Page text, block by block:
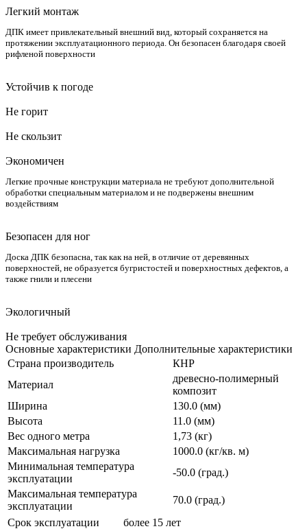
Легкий монтаж
ДПК имеет привлекательный внешний вид, который сохраняется на
протяжении эксплуатационного периода. Он безопасен благодаря своей
рифленой поверхности
Устойчив к погоде
Не горит
Не скользит
Экономичен
Легкие прочные конструкции материала не требуют дополнительной
обработки специальным материалом и не подвержены внешним
воздействиям
Безопасен для ног
Доска ДПК безопасна, так как на ней, в отличие от деревянных
поверхностей, не образуется бугристостей и поверхностных дефектов, а
также гнили и плесени
Экологичный
Не требует обслуживания
Основные характеристики Дополнительные характеристики
Страна производитель
КНР
Материал
древесно-полимерный
композит
Ширина
130.0 (мм)
Высота
11.0 (мм)
Вес одного метра
1,73 (кг)
Максимальная нагрузка
1000.0 (кг/кв. м)
Минимальная температура
эксплуатации
-50.0 (град.)
Максимальная температура
эксплуатации
70.0 (град.)
Срок эксплуатации
более 15 лет